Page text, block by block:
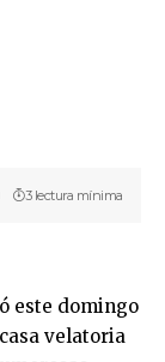
3 lectura mínima
este domingo
velatoria